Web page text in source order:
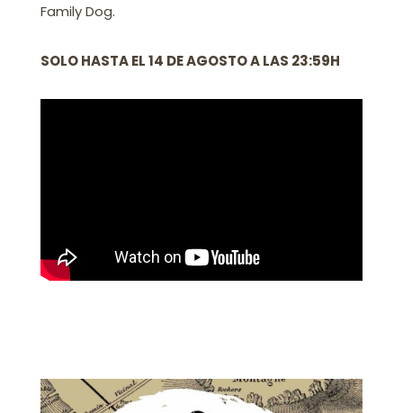
Family Dog.
SOLO HASTA EL 14 DE AGOSTO A LAS 23:59H